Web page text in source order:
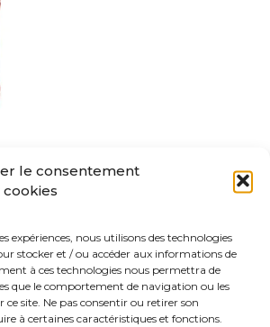
le consentement
cookies
expériences, nous utilisons des technologies
stocker et / ou accéder aux informations de
à ces technologies nous permettra de
que le comportement de navigation ou les
site. Ne pas consentir ou retirer son
à certaines caractéristiques et fonctions.